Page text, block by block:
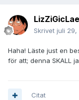
LizZiGicLae
Skrivet juli 29,
Haha! Läste just en
för att; denna SKALL
Citat